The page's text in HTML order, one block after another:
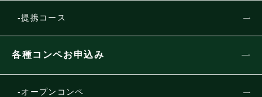
提携コース
各種コンペお申込み
オープンコンペ